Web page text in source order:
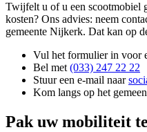
Twijfelt u of u een scootmobiel
kosten? Ons advies: neem
gemeente Nijkerk. Dat kan op
Vul het formulier in voor
Bel met(033) 247 22 22
Stuur een e-mail naar
Kom langs op het
Pak uw mobiliteit